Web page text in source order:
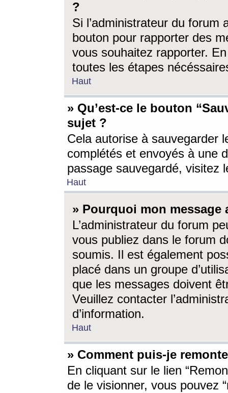
?
Si l’administrateur du forum
bouton pour rapporter des
vous souhaitez rapporter.
toutes les étapes
Haut
» Qu’est-ce le bouton
sujet ?
Cela autorise à sauvegarder
complétés et envoyés à une
passage sauvegardé, visitez
Haut
» Pourquoi mon message
L’administrateur du forum
vous publiez dans le forum
soumis. Il est également
placé dans un groupe
que les messages doivent
Veuillez contacter
d’information.
Haut
» Comment puis-je
En cliquant sur le lien
de le visionner, vous pouvez